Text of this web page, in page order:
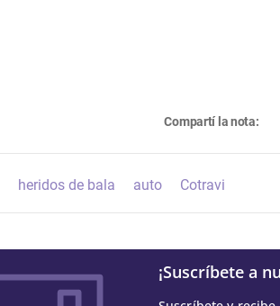
Compartí la nota:
heridos de bala auto Cotravi
¡Suscríbete a